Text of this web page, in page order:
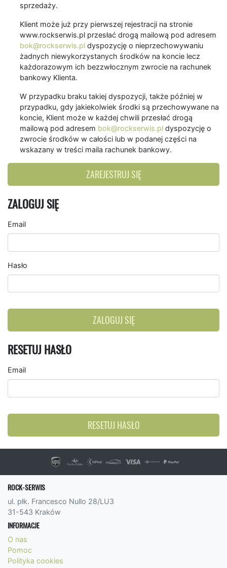
sprzedaży.
Klient może już przy pierwszej rejestracji na stronie
www.rockserwis.pl przesłać drogą mailową pod adresem
bok@rockserwis.pl dyspozycję o nieprzechowywaniu
żadnych niewykorzystanych środków na koncie lecz
każdorazowym ich bezzwłocznym zwrocie na rachunek
bankowy Klienta.
W przypadku braku takiej dyspozycji, także później w
przypadku, gdy jakiekolwiek środki są przechowywane na
koncie, Klient może w każdej chwili przesłać drogą
mailową pod adresem bok@rockserwis.pl dyspozycję o
zwrocie środków w całości lub w podanej części na
wskazany w treści maila rachunek bankowy.
ZAREJESTRUJ SIĘ
ZALOGUJ SIĘ
Email
Hasło
ZALOGUJ SIĘ
RESETUJ HASŁO
Email
RESETUJ HASŁO
ROCK-SERWIS
ul. płk. Francesco Nullo 28/LU3
31-543 Kraków
INFORMACJE
O nas
Pomoc
Polityka cookies